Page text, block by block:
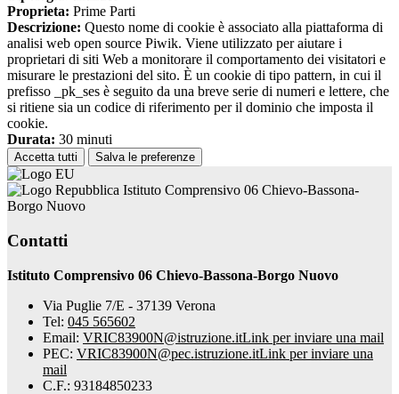
Proprieta: Prime Parti
Descrizione: Questo nome di cookie è associato alla piattaforma di
analisi web open source Piwik. Viene utilizzato per aiutare i
proprietari di siti Web a monitorare il comportamento dei visitatori e
misurare le prestazioni del sito. È un cookie di tipo pattern, in cui il
prefisso _pk_ses è seguito da una breve serie di numeri e lettere, che
si ritiene sia un codice di riferimento per il dominio che imposta il
cookie.
Durata: 30 minuti
Accetta tutti Salva le preferenze
Istituto Comprensivo 06 Chievo-Bassona-
Borgo Nuovo
Contatti
Istituto Comprensivo 06 Chievo-Bassona-Borgo Nuovo
Via Puglie 7/E - 37139 Verona
Tel: 045 565602
Email: VRIC83900N@istruzione.itLink per inviare una mail
PEC: VRIC83900N@pec.istruzione.itLink per inviare una
mail
C.F.: 93184850233